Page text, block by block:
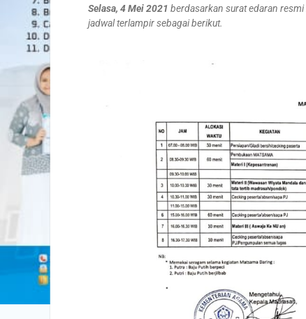
Selasa, 4 Mei 2021 berdasarkan surat edaran
jadwal terlampir sebagai berikut.